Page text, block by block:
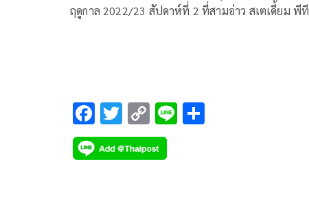
ฤดูกาล 2022/23 สัปดาห์ที่ 2 ที่สามอ่าว สเตเดี้ยม พีที
บุกไปชนะ สุโขทัย เอฟซี 3-0
F
ac
e
T
wi
tt
C
o
p
Li